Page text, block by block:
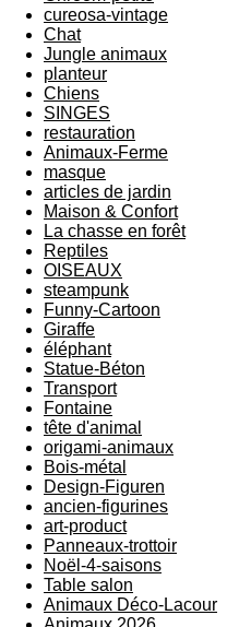
cureosa-vintage
Chat
Jungle animaux
planteur
Chiens
SINGES
restauration
Animaux-Ferme
masque
articles de jardin
Maison & Confort
La chasse en forêt
Reptiles
OISEAUX
steampunk
Funny-Cartoon
Giraffe
éléphant
Statue-Béton
Transport
Fontaine
tête d'animal
origami-animaux
Bois-métal
Design-Figuren
ancien-figurines
art-product
Panneaux-trottoir
Noël-4-saisons
Table salon
Animaux Déco-Lacour